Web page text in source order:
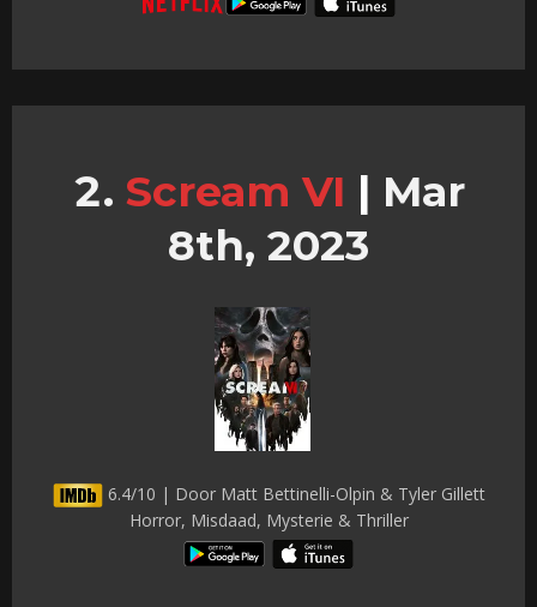
Scream VI | Mar
8th, 2023
6.4/10 | Door Matt Bettinelli-Olpin & Tyler Gillett
Horror, Misdaad, Mysterie & Thriller